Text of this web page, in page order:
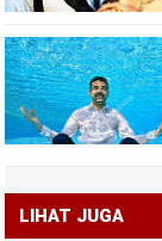
LIHAT JUGA